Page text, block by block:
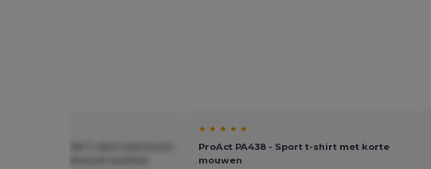
★ ★ ★ ★ ★
ProAct PA438 - Sport t-shirt met korte
mouwen